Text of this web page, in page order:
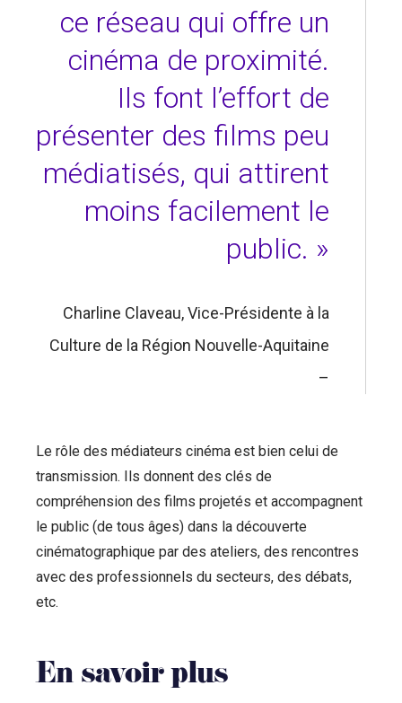
ce réseau qui offre un
cinéma de proximité.
Ils font l’effort de
présenter des films peu
médiatisés, qui attirent
moins facilement le
public. »
Charline Claveau, Vice-Présidente à la
Culture de la Région Nouvelle-Aquitaine
–
Le rôle des médiateurs cinéma est bien celui de
transmission. Ils donnent des clés de
compréhension des films projetés et accompagnent
le public (de tous âges) dans la découverte
cinématographique par des ateliers, des rencontres
avec des professionnels du secteurs, des débats,
etc.
En savoir plus